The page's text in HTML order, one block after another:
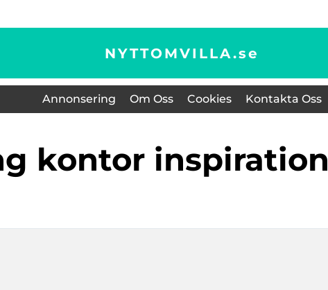
NYTTOMVILLA.se
Annonsering Om Oss Cookies Kontakta Oss
kontor inspiration